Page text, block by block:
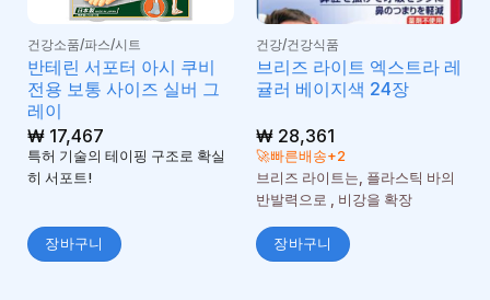
건강소품/파스/시트
반테린 서포터 아시 쿠비
전용 보통 사이즈 실버 그
레이
₩17,467
특허 기술의 테이핑 구조로 확실
히 서포트!
장바구니
건강/건강식품
브리즈 라이트 엑스트라 레
귤러 베이지색 24장
₩28,361
🚀빠른배송+2
브리즈 라이트는, 플라스틱 바의
반발력으로 , 비강을 확장
장바구니